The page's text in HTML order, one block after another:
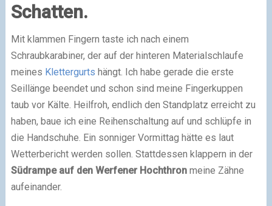
Schatten.
Mit klammen Fingern taste ich nach einem
Schraubkarabiner, der auf der hinteren Materialschlaufe
meines Klettergurts hängt. Ich habe gerade die erste
Seillänge beendet und schon sind meine Fingerkuppen
taub vor Kälte. Heilfroh, endlich den Standplatz erreicht zu
haben, baue ich eine Reihenschaltung auf und schlüpfe in
die Handschuhe. Ein sonniger Vormittag hätte es laut
Wetterbericht werden sollen. Stattdessen klappern in der
Südrampe auf den Werfener Hochthronmeine Zähne
aufeinander.